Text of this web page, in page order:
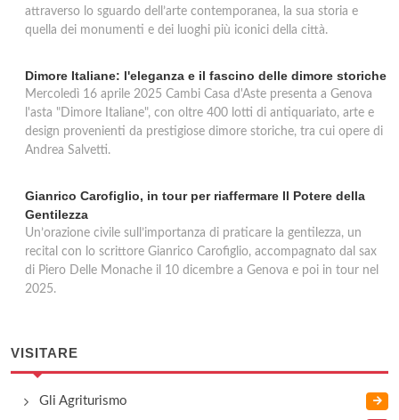
attraverso lo sguardo dell’arte contemporanea, la sua storia e
quella dei monumenti e dei luoghi più iconici della città.
Dimore Italiane: l'eleganza e il fascino delle dimore storiche
Mercoledì 16 aprile 2025 Cambi Casa d'Aste presenta a Genova
l'asta "Dimore Italiane", con oltre 400 lotti di antiquariato, arte e
design provenienti da prestigiose dimore storiche, tra cui opere di
Andrea Salvetti.
Gianrico Carofiglio, in tour per riaffermare Il Potere della
Gentilezza
Un’orazione civile sull’importanza di praticare la gentilezza, un
recital con lo scrittore Gianrico Carofiglio, accompagnato dal sax
di Piero Delle Monache il 10 dicembre a Genova e poi in tour nel
2025.
VISITARE
Gli Agriturismo